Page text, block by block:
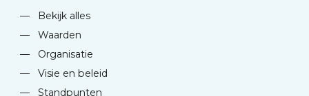
—
Bekijk alles
—
Waarden
—
Organisatie
—
Visie en beleid
—
Standpunten